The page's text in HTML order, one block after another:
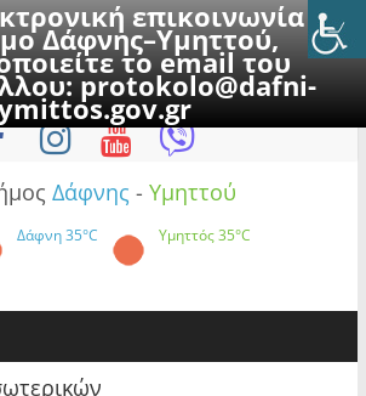
επικοινωνία με
Δάφνης–Υμηττού,
το email του
protokolo@dafni-
8 Αυγούστου 2026
Δάφνης - Υμηττού
Δάφνη35°C Υμηττός35°C